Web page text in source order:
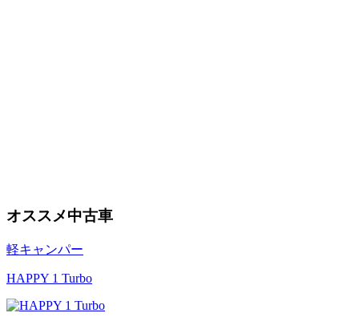
オススメ中古車
軽キャンパー
HAPPY 1 Turbo